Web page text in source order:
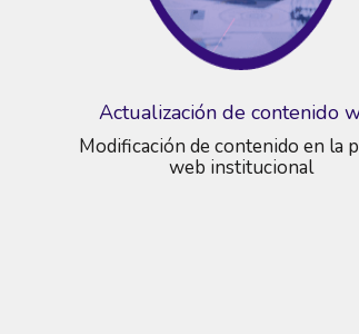
Actualización de contenido
Modificación de contenido en la
web institucional